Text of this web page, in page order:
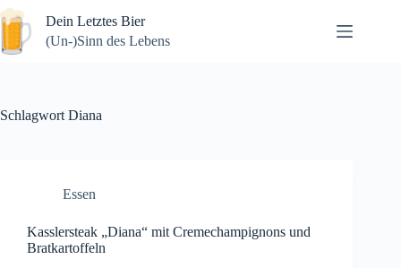
Zum
Inhalt
springen
Dein Letztes Bier
(Un-)Sinn des Lebens
Schlagwort Diana
Essen
Kasslersteak „Diana“ mit Cremechampignons und
Bratkartoffeln